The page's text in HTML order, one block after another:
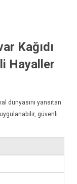
Kağıdı
Hayaller
dünyasını yansıtan
güvenli